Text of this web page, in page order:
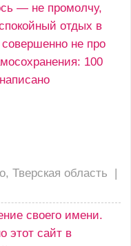
— не промолчу,
отдых в
совершенно не про
100
Тверская область |
своего имени.
этот сайт в